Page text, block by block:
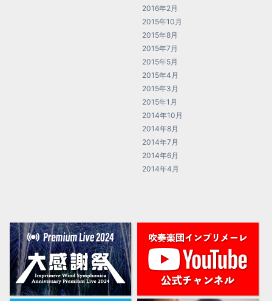
2016年2月
2015年10月
2015年8月
2015年7月
2015年5月
2015年4月
2015年3月
2015年1月
2014年10月
2014年8月
2014年7月
2014年6月
2014年4月